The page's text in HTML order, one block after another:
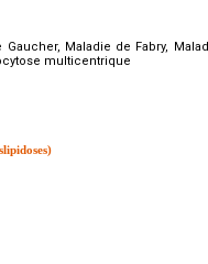
Maladie de Fabry,
multicentrique